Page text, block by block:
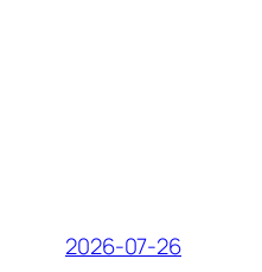
2026-07-26